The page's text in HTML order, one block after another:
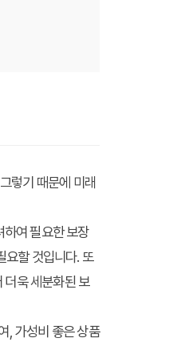
렇기 때문에 미래
하여 필요한 보장
요할 것입니다. 또
더욱 세분화된 보
, 가성비 좋은 상품